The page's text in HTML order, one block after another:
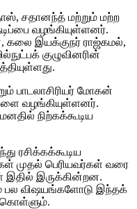
சதானந்த் மற்றும் மற்ற
வழங்கியுள்ளனர்.
கலை இயக்குநர் ராஜ்கமல்,
குழுவினரின்
பாடலாசிரியர் மோகன்
வழங்கியுள்ளனர்.
நிற்கக்கூடிய
ரசிக்கக்கூடிய
முதல் பெரியவர்கள் வரை
இதில் இருக்கின்றன.
பல விஷயங்களோடு இந்தக்